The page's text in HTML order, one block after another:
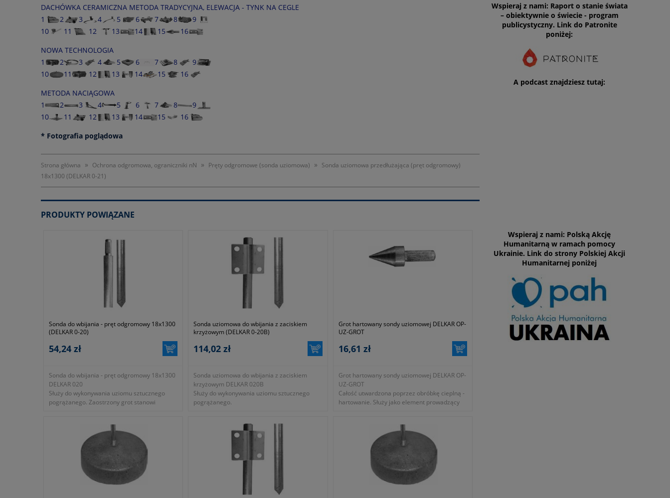
DACHÓWKA CERAMICZNA METODA TRADYCYJNA, ELEWACJA - TYNK NA CEGLE
1
2 3 4 5 6 7 8
9
10
11 12 13 14 15
16
NOWA TECHNOLOGIA
1
2 3 4 5 6 7 8
9
10
11 12 13 14 15
16
METODA NACIĄGOWA
1
2 3 4 5 6 7 8
9
10
11 12 13 14 15
16
* Fotografia poglądowa
Strona główna » Ochrona odgromowa, ograniczniki nN » Pręty odgromowe (sonda uziomowa) » Sonda uziomowa przedłużająca (pręt odgromowy)
18x1300 (DELKAR 0-21)
PRODUKTY POWIĄZANE
Sonda do wbijania - pręt odgromowy 18x1300
(DELKAR 0-20)
54,24 zł
Sonda do wbijania - pręt odgromowy 18x1300
DELKAR 020
Służy do wykonywania uziomu sztucznego
pogrążanego. Zaostrzony grot stanowi
zamocowania sondy przedłużającej. Sonda
ocynkowana ogniowo. L=1300mm
- długość 130cm
- symbol producenta OPUZ020
- okres gwarancji 12 miesięcy (lub dłużej
zgodnie z wytycznymi producenta)
Sonda uziomowa do wbijania z zaciskiem
krzyżowym (DELKAR 0-20B)
114,02 zł
Sonda uziomowa do wbijania z zaciskiem
krzyżowym DELKAR 020B
Służy do wykonywania uziomu sztucznego
pogrążanego.
Grot hartowany sondy uziomowej DELKAR OP-
UZ-GROT
16,61 zł
Grot hartowany sondy uziomowej DELKAR OP-
UZ-GROT
Całość utwardzona poprzez obróbkę cieplną -
hartowanie. Służy jako element prowadzący
- symbol producenta OPUZGROT
- okres gwarancji 12 miesięcy (lub dłużej
zgodnie z wytycznymi producenta)
Wspieraj z nami: Raport o stanie świata
– obiektywnie o świecie - program
publicystyczny. Link do Patronite
poniżej:
A podcast znajdziesz tutaj:
Wspieraj z nami: Polską Akcję
Humanitarną w ramach pomocy
Ukrainie. Link do strony Polskiej Akcji
Humanitarnej poniżej